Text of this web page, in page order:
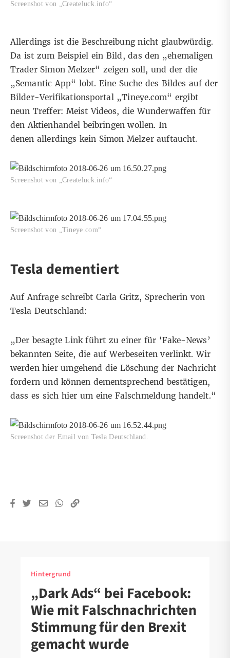
Screenshot von „Createluck.info“
Allerdings ist die Beschreibung nicht glaubwürdig.
Da ist zum Beispiel ein Bild, das den „ehemaligen
Trader Simon Melzer“ zeigen soll, und der die
„Semantic App“ lobt. Eine Suche des Bildes auf der
Bilder-Verifikationsportal „Tineye.com“ergibt
neun Treffer: Meist Videos, die Wunderwaffen für
den Aktienhandel beibringen wollen. In
denen allerdings kein Simon Melzer auftaucht.
Screenshot von „Createluck.info“
Screenshot von „Tineye.com“
Tesla dementiert
Auf Anfrage schreibt Carla Gritz, Sprecherin von
Tesla Deutschland:
„Der besagte Link führt zu einer für ‘Fake-News’
bekannten Seite, die auf Werbeseiten verlinkt. Wir
werden hier umgehend die Löschung der Nachricht
fordern und können dementsprechend bestätigen,
dass es sich hier um eine Falschmeldung handelt.“
Screenshot der Email von Tesla Deutschland.
Hintergrund
„Dark Ads“ bei Facebook:
Wie mit Falschnachrichten
Stimmung für den Brexit
gemacht wurde